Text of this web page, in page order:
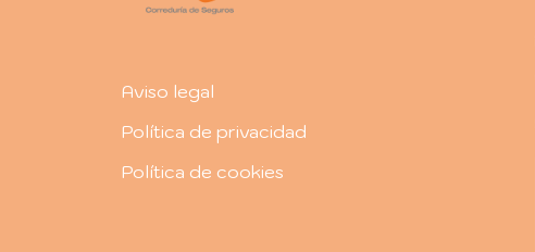
Aviso legal
Política de privacidad
Política de cookies